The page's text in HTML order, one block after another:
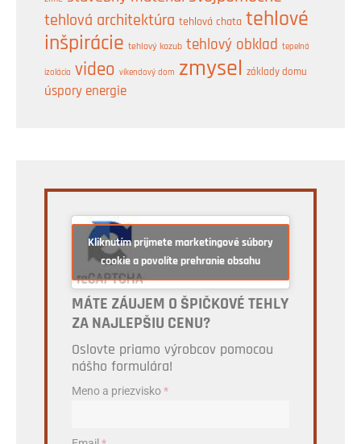
tehlová architektúra tehlová chata tehlové
inšpirácie tehlový kozub tehlový obklad tepelná
izolácia video víkendový dom zmysel základy domu
úspory energie
Kliknutím prijmete marketingové súbory
cookie a povolíte prehranie obsahu
MÁTE ZÁUJEM O ŠPIČKOVÉ TEHLY
ZA NAJLEPŠIU CENU?
Oslovte priamo výrobcov pomocou
nášho formulára!
Meno a priezvisko*